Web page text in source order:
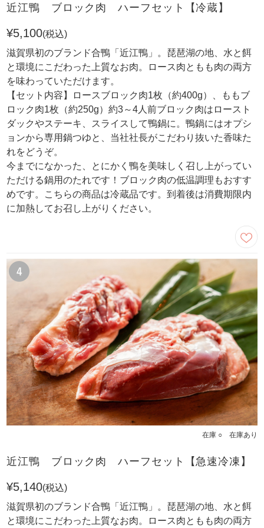
近江鴨 ブロック肉 ハーフセット【冷蔵】
¥5,100(税込)
滋賀県初のブランド合鴨「近江鴨」。琵琶湖の地、水と餌
と環境にこだわった上質なお肉。ロース肉ともも肉の両方
を味わっていただけます。
【セット内容】ロースブロック肉1枚（約400g）、ももブ
ロック肉1枚（約250g）約3～4人前ブロック肉はロースト
ダックやステーキ、スライスして鴨鍋に。鴨鍋にはオプシ
ョンから専用鍋つゆと、当社社長がこだわり抜いた香味た
れをどうぞ。
今までになかった、とにかく鴨を美味しく召し上がってい
ただける鍋用のたれです！ブロック肉の低温調理もおすす
めです。こちらの商品は冷蔵品です。到着後は消費期限内
に加熱してお召し上がりください。
在庫 ○ 在庫あり
近江鴨 ブロック肉 ハーフセット【急速冷凍】
¥5,140(税込)
滋賀県初のブランド合鴨「近江鴨」。琵琶湖の地、水と餌
と環境にこだわった上質なお肉。ロース肉ともも肉の両方